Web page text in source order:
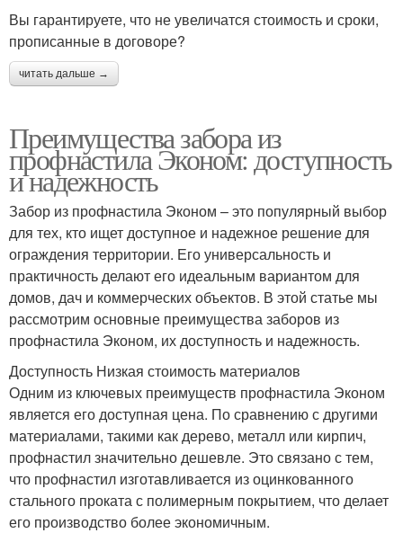
Вы гарантируете, что не увеличатся стоимость и сроки,
прописанные в договоре?
читать дальше →
Преимущества забора из
профнастила Эконом: доступность
и надежность
Забор из профнастила Эконом – это популярный выбор
для тех, кто ищет доступное и надежное решение для
ограждения территории. Его универсальность и
практичность делают его идеальным вариантом для
домов, дач и коммерческих объектов. В этой статье мы
рассмотрим основные преимущества заборов из
профнастила Эконом, их доступность и надежность.
Доступность Низкая стоимость материалов
Одним из ключевых преимуществ профнастила Эконом
является его доступная цена. По сравнению с другими
материалами, такими как дерево, металл или кирпич,
профнастил значительно дешевле. Это связано с тем,
что профнастил изготавливается из оцинкованного
стального проката с полимерным покрытием, что делает
его производство более экономичным.